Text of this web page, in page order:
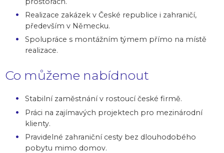
Realizace zakázek v České republice i zahraničí,
především v Německu.
Spolupráce s montážním týmem přímo na místě
realizace.
Co můžeme nabídnout
Stabilní zaměstnání v rostoucí české firmě.
Práci na zajímavých projektech pro mezinárodní
klienty.
Pravidelné zahraniční cesty bez dlouhodobého
pobytu mimo domov.